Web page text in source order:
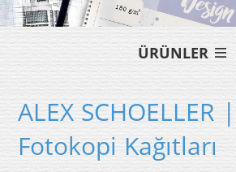
ÜRÜNLER
ALEX SCHOELLER
Fotokopi Kağıtları